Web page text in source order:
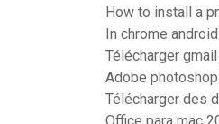
How to install a
In chrome
Télécharger
Adobe
Télécharger des